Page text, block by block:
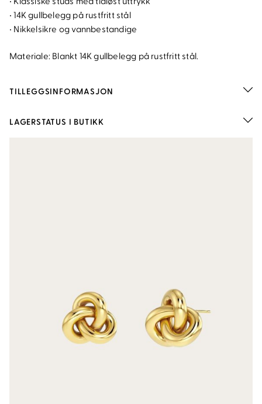
• 14K gullbelegg på rustfritt stål
• Nikkelsikre og vannbestandige
Materiale: Blankt 14K gullbelegg på rustfritt stål.
TILLEGGSINFORMASJON
LAGERSTATUS I BUTIKK